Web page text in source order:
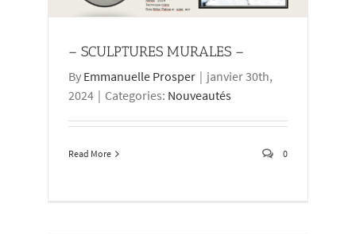
– SCULPTURES MURALES –
By Emmanuelle Prosper | janvier 30th,
2024 | Categories: Nouveautés
Read More 0